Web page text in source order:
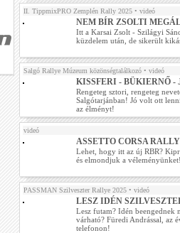
II. TippmixPRO Zemplén Rally 2025 • videó
NEM BÍR ZSOLTI
Itt a Karsai Zsolt - Szilágyi
küzdelem után, de sikerült
Salgó Rallye Múzeum közönségtalálkozó • videó
KISSFERI - BÜKIERNŐ
Rengeteg sztori, rengeteg
Salgótarjánban! Jó volt ott
az élményt!
videó
ASSETTO CORSA
Lehet, hogy itt az új RBR?
és elmondjuk a véleményünket!
PASSMAN Szilveszter Rallye 2025 • videó
LESZ IDÉN
Lesz futam? Idén
várható? Füredi Andrással, az
telefonon!